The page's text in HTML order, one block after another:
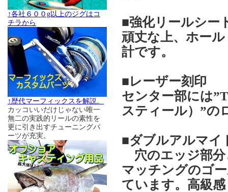
↑各社６００g以上のジグはコ
チラから
↑歴代マーフィックスを解説。
カッコいいだけじゃない唯一
無二の実践的リールの素性を
更に引き出すチューニングパ
ーツが充実。
■強化リールシー
頑丈な上、ホー
計です。
■レーザー刻印
センター部には
スティール）”の
■ダブルアルマイ
穴のエッジ部分
マッチングのゴ
ています。高級